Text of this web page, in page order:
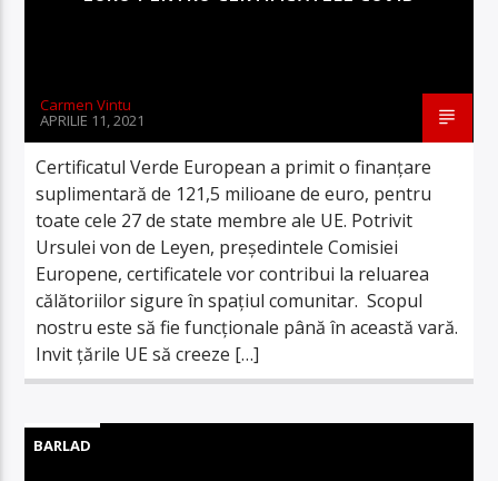
Carmen Vintu
APRILIE 11, 2021
​Certificatul Verde European a primit o finanţare
suplimentară de 121,5 milioane de euro, pentru
toate cele 27 de state membre ale UE. Potrivit
Ursulei von de Leyen, președintele Comisiei
Europene, certificatele vor contribui la reluarea
călătoriilor sigure în spaţiul comunitar. Scopul
nostru este să fie funcţionale până în această vară.
Invit ţările UE să creeze […]
BARLAD